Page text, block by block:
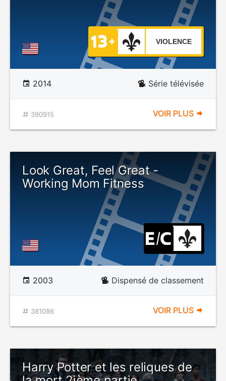
VIOLENCE
2014 Série télévisée
390915 VOIR PLUS
Look Great, Feel Great -
Working Mom Fitness
2003 Dispensé de classement
381086 VOIR PLUS
Harry Potter et les reliques de